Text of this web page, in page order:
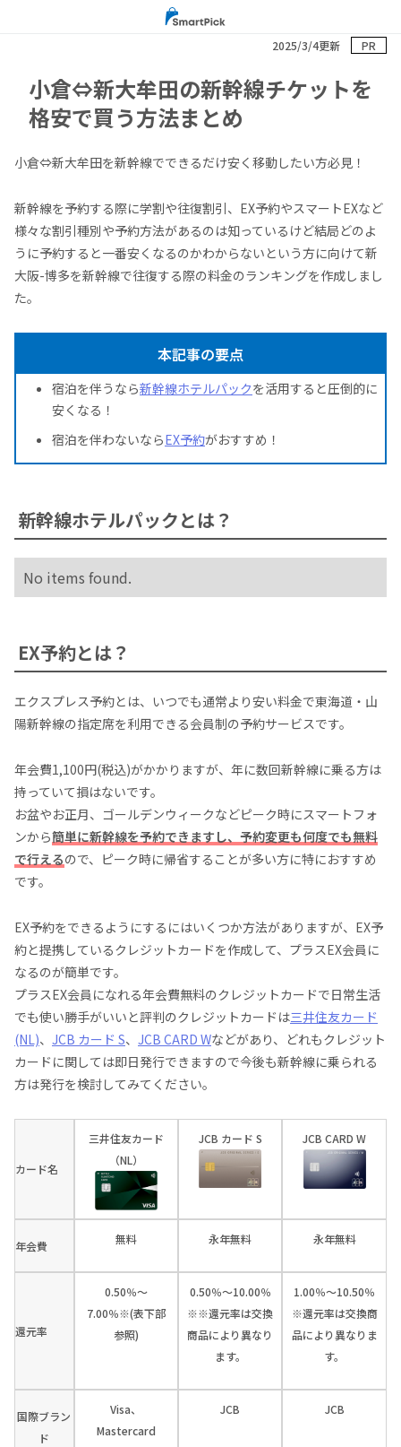
2025/3/4更新 PR
小倉⇔新大牟田の新幹線チケットを
格安で買う方法まとめ
小倉⇔新大牟田を新幹線でできるだけ安く移動したい方必見！
新幹線を予約する際に学割や往復割引、EX予約やスマートEXなど
様々な割引種別や予約方法があるのは知っているけど結局どのよ
うに予約すると一番安くなるのかわからないという方に向けて新
大阪-博多を新幹線で往復する際の料金のランキングを作成しまし
た。
本記事の要点
宿泊を伴うなら新幹線ホテルパックを活用すると圧倒的に
安くなる！
宿泊を伴わないならEX予約がおすすめ！
新幹線ホテルパックとは？
No items found.
EX予約とは？
エクスプレス予約とは、いつでも通常より安い料金で東海道・山
陽新幹線の指定席を利用できる会員制の予約サービスです。
年会費1,100円(税込)がかかりますが、年に数回新幹線に乗る方は
持っていて損はないです。
お盆やお正月、ゴールデンウィークなどピーク時にスマートフォ
ンから簡単に新幹線を予約できますし、予約変更も何度でも無料
で行えるので、ピーク時に帰省することが多い方に特におすすめ
です。
EX予約をできるようにするにはいくつか方法がありますが、EX予
約と提携しているクレジットカードを作成して、プラスEX会員に
なるのが簡単です。
プラスEX会員になれる年会費無料のクレジットカードで日常生活
でも使い勝手がいいと評判のクレジットカードは三井住友カード
(NL)、 JCB カード S、 JCB CARD Wなどがあり、どれもクレジット
カードに関しては即日発行できますので今後も新幹線に乗られる
方は発行を検討してみてください。
カード名
三井住友カード
（NL）
JCB カード S JCB CARD W
年会費 無料 永年無料 永年無料
還元率
0.50％～
7.00％※(表下部
参照)
0.50％～10.00％
※※還元率は交換
商品により異なり
ます。
1.00％～10.50％
※還元率は交換商
品により異なりま
す。
国際ブラン
ド
Visa、
Mastercard
JCB JCB